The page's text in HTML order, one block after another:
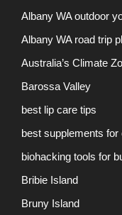
Albany WA outdoor
Albany WA road trip
Australia’s Climate
Barossa Valley
best lip care tips
best supplements for
biohacking tools for
Bribie Island
Bruny Island